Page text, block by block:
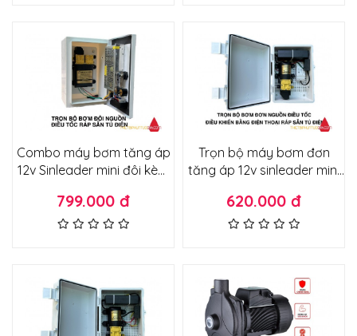
Combo máy bơm tăng áp
12v Sinleader mini đôi kèm
ráp sẵn gọn trong tủ điện
799.000 đ
Trọn bộ máy bơm đơn
tăng áp 12v sinleader mini
công tắc điện thoại từ xa
qua wifi ráp sẵn tủ điện
620.000 đ